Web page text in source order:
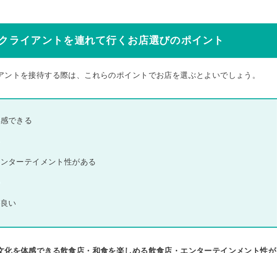
ライアントを連れて行くお店選びのポイント
ントを接待する際は、これらのポイントでお店を選ぶとよいでしょう。
できる
ターテイメント性がある
い
化を体感できる飲食店・和食を楽しめる飲食店・エンターテインメント性が